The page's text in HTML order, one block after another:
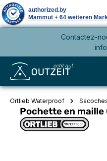
Contactez-
Ortlieb Waterproof
Pochette en maille